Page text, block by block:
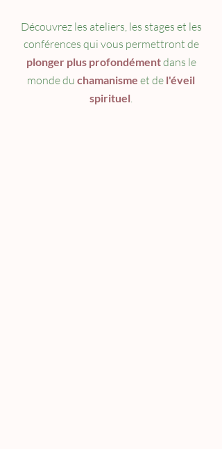
Découvrez les ateliers, les stages et les
conférences qui vous permettront de
plonger plus profondémentdans le
mondedu chamanisme et de l'éveil
spirituel